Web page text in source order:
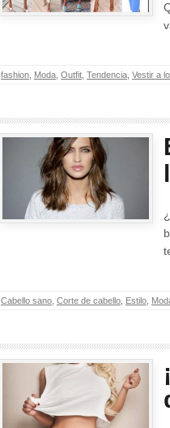
fashion Moda Outfit Tendencia Vestir a
Cabello sano Corte de cabello Estilo